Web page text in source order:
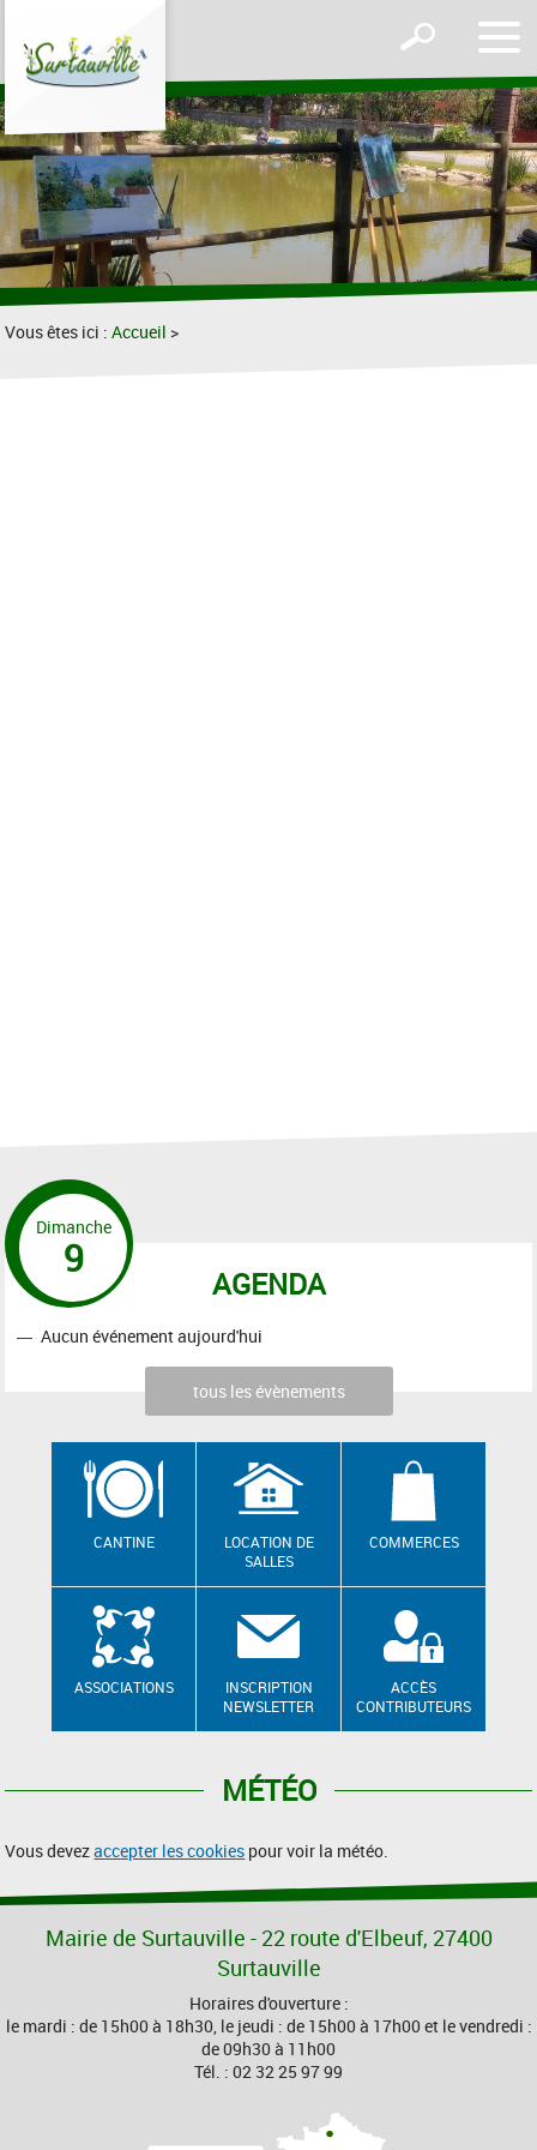
le
Afficher
formulaire
de
recherche
Vous êtes ici :Accueil >
AGENDA
Dimanche
9
Aucun événement aujourd'hui
tous les évènements
CANTINE
LOCATION DE
SALLES
COMMERCES
ASSOCIATIONS
INSCRIPTION
NEWSLETTER
ACCÈS
CONTRIBUTEURS
MÉTÉO
Vous devezaccepter les cookies pour voir la météo.
Mairie de Surtauville - 22 route d'Elbeuf, 27400
Surtauville
Horaires d'ouverture :
le mardi : de 15h00 à 18h30, le jeudi : de 15h00 à 17h00 et le vendredi :
de 09h30 à 11h00
Tél. : 02 32 25 97 99